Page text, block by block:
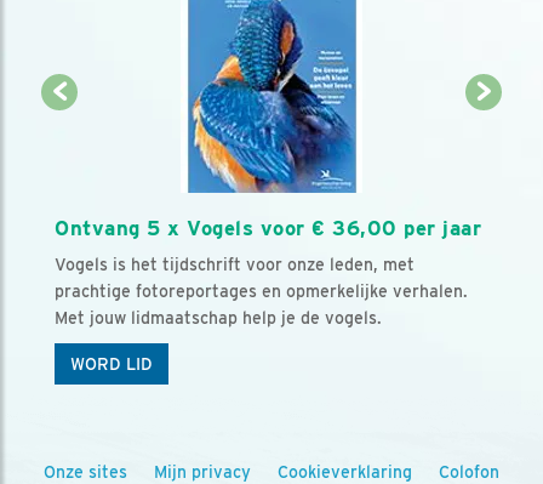
Ontvang 5 x Vogels voor € 36,00 per jaar
Vogels is het tijdschrift voor onze leden, met
prachtige fotoreportages en opmerkelijke verhalen.
Met jouw lidmaatschap help je de vogels.
WORD LID
Onze sites Mijn privacy Cookieverklaring Colofon